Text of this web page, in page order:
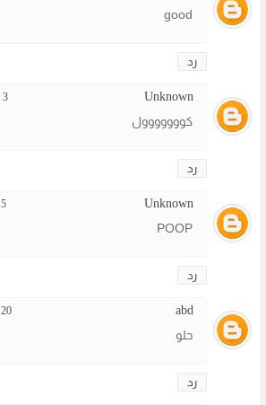
good
رد
Unknown 3 ديسمبر 2021 في 2:44 ص
كووووووول
رد
Unknown 5 ديسمبر 2021 في 11:16 م
POOP
رد
abd 20 ديسمبر 2021 في 10:09 م
حلو
رد